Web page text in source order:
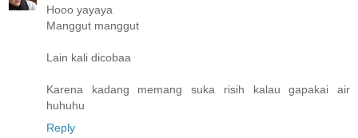
Hooo yayaya
Manggut manggut
Lain kali dicobaa
Karena kadang memang suka risih kalau gapakai air
huhuhu
Reply